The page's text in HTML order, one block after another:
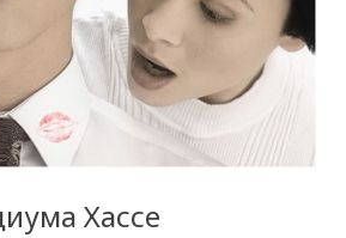
Хассе